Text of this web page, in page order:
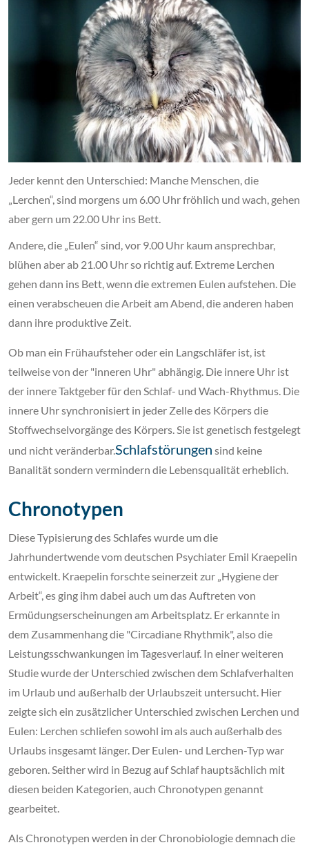
Jeder kennt den Unterschied: Manche Menschen, die
„Lerchen“, sind morgens um 6.00 Uhr fröhlich und wach, gehen
aber gern um 22.00 Uhr ins Bett.
Andere, die „Eulen“ sind, vor 9.00 Uhr kaum ansprechbar,
blühen aber ab 21.00 Uhr so richtig auf. Extreme Lerchen
gehen dann ins Bett, wenn die extremen Eulen aufstehen. Die
einen verabscheuen die Arbeit am Abend, die anderen haben
dann ihre produktive Zeit.
Ob man ein Frühaufsteher oder ein Langschläfer ist, ist
teilweise von der "inneren Uhr" abhängig. Die innere Uhr ist
der innere Taktgeber für den Schlaf- und Wach-Rhythmus. Die
innere Uhr synchronisiert in jeder Zelle des Körpers die
Stoffwechselvorgänge des Körpers. Sie ist genetisch festgelegt
und nicht veränderbar.Schlafstörungen sind keine
Banalität sondern vermindern die Lebensqualität erheblich.
Chronotypen
Diese Typisierung des Schlafes wurde um die
Jahrhundertwende vom deutschen Psychiater Emil Kraepelin
entwickelt. Kraepelin forschte seinerzeit zur „Hygiene der
Arbeit“, es ging ihm dabei auch um das Auftreten von
Ermüdungserscheinungen am Arbeitsplatz. Er erkannte in
dem Zusammenhang die "Circadiane Rhythmik", also die
Leistungsschwankungen im Tagesverlauf. In einer weiteren
Studie wurde der Unterschied zwischen dem Schlafverhalten
im Urlaub und außerhalb der Urlaubszeit untersucht. Hier
zeigte sich ein zusätzlicher Unterschied zwischen Lerchen und
Eulen: Lerchen schliefen sowohl im als auch außerhalb des
Urlaubs insgesamt länger. Der Eulen- und Lerchen-Typ war
geboren. Seither wird in Bezug auf Schlaf hauptsächlich mit
diesen beiden Kategorien, auch Chronotypen genannt
gearbeitet.
Als Chronotypen werden in der Chronobiologie demnach die